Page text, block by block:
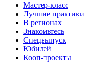
Мастер-класс
Лучшие практики
В регионах
Знакомьтесь
Спецвыпуск
Юбилей
Кооп-проекты